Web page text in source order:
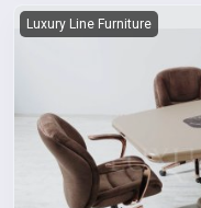
Luxury Line Furniture